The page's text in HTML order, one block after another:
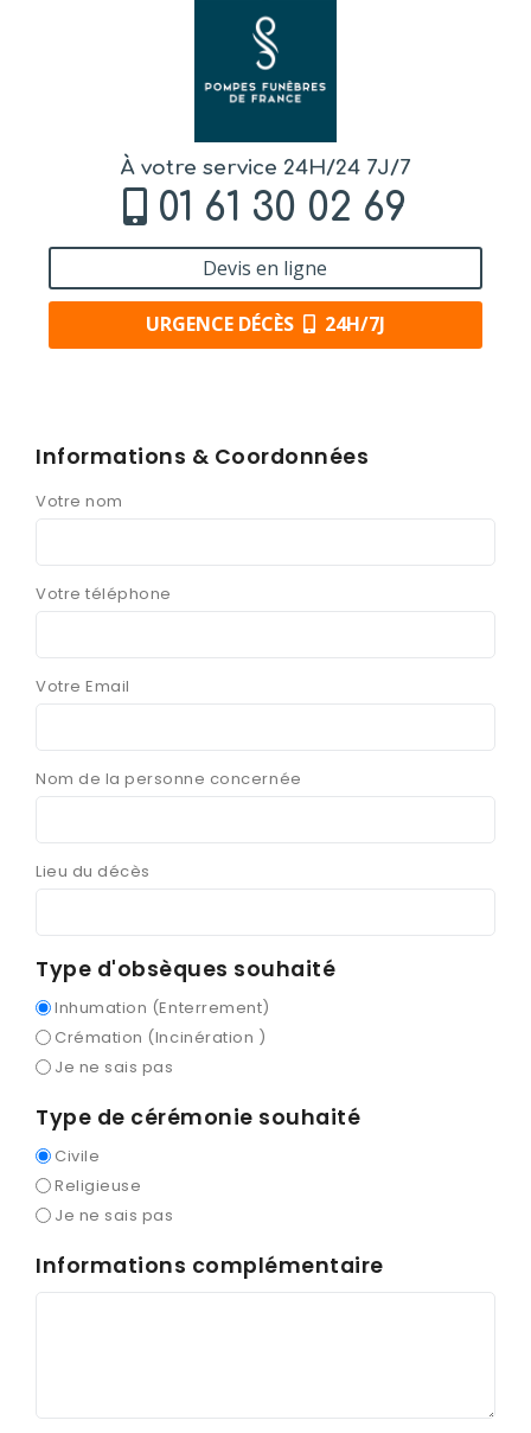
À votre service 24H/24 7J/7
01 61 30 02 69
Devis en ligne
URGENCE DÉCÈS 24H/7J
Informations & Coordonnées
Votre nom
Votre téléphone
Votre Email
Nom de la personne concernée
Lieu du décès
Type d'obsèques souhaité
Inhumation (Enterrement)
Crémation (Incinération )
Je ne sais pas
Type de cérémonie souhaité
Civile
Religieuse
Je ne sais pas
Informations complémentaire